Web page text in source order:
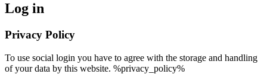
Log in
Privacy Policy
To use social login you have to agree with the storage and handling
of your data by this website. %privacy_policy%